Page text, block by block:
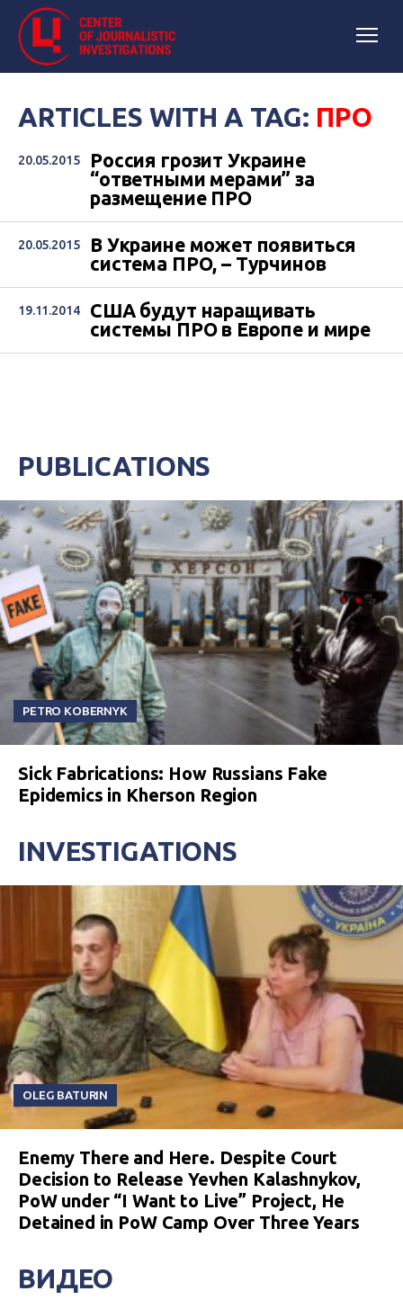
ARTICLES WITH A TAG: ПРО
20.05.2015
Россия грозит Украине
“ответными мерами” за
размещение ПРО
20.05.2015
В Украине может появиться
система ПРО, – Турчинов
19.11.2014
США будут наращивать
системы ПРО в Европе и мире
PUBLICATIONS
PETRO KOBERNYK
Sick Fabrications: How Russians Fake
Epidemics in Kherson Region
INVESTIGATIONS
OLEG BATURIN
Enemy There and Here. Despite Court
Decision to Release Yevhen Kalashnykov,
PoW under “I Want to Live” Project, He
Detained in PoW Camp Over Three Years
ВИДЕО